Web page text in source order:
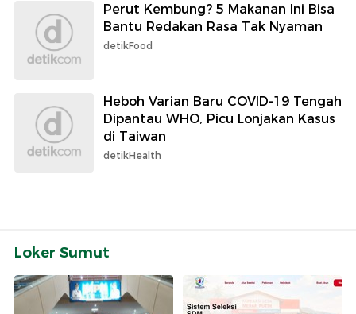
Perut Kembung? 5 Makanan Ini Bisa
Bantu Redakan Rasa Tak Nyaman
detikFood
Heboh Varian Baru COVID-19 Tengah
Dipantau WHO, Picu Lonjakan Kasus
di Taiwan
detikHealth
Loker Sumut